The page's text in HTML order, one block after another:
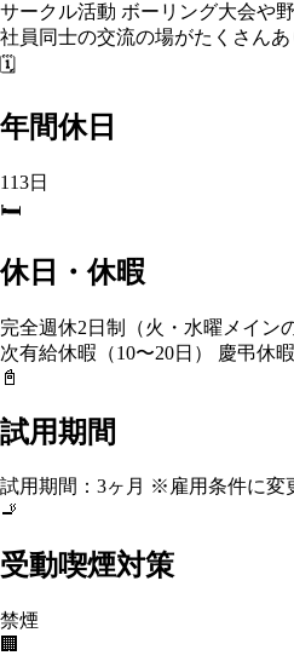
サークル活動 ボーリング大会や
社員同士の交流の場がたくさんあ
🗓️
年間休日
113日
🛏️
休日・休暇
完全週休2日制（火・水曜メイン
次有給休暇（10〜20日） 慶弔休
📓
試用期間
試用期間：3ヶ月 ※雇用条件に変
🚬
受動喫煙対策
禁煙
🏢